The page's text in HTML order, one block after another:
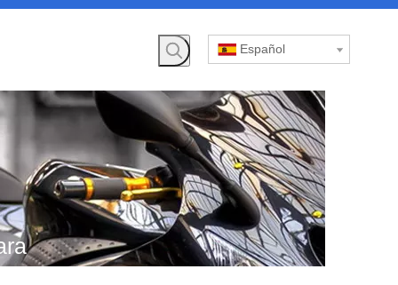
Español